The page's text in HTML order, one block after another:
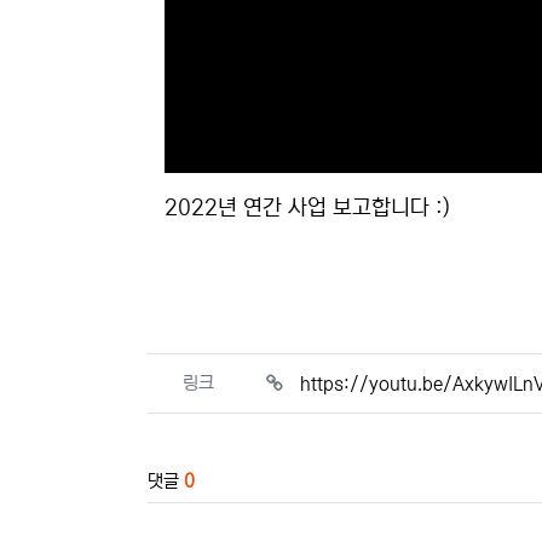
2022년 연간 사업 보고합니다 :)
관련자료
링크 https://youtu.be/
댓글 0